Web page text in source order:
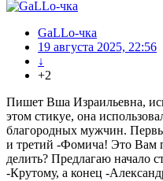
GaLLo-чка
19 августа 2025, 22:56
↓
+2
Пишет Вша Израильевна,
этом стикуе, она
благородных мужчин.
и третий -Фомича! Это Вам
делить? Предлагаю начало
-Крутому, а конец -